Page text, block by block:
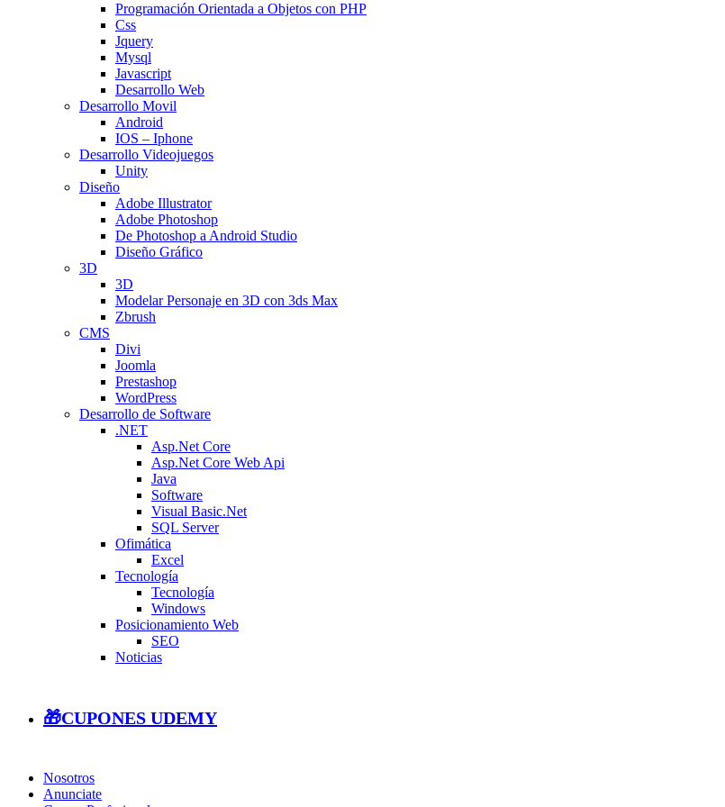
Programación Orientada a Objetos con PHP
Css
Jquery
Mysql
Javascript
Desarrollo Web
Desarrollo Movil
Android
IOS – Iphone
Desarrollo Videojuegos
Unity
Diseño
Adobe Illustrator
Adobe Photoshop
De Photoshop a Android Studio
Diseño Gráfico
3D
3D
Modelar Personaje en 3D con 3ds Max
Zbrush
CMS
Divi
Joomla
Prestashop
WordPress
Desarrollo de Software
.NET
Asp.Net Core
Asp.Net Core Web Api
Java
Software
Visual Basic.Net
SQL Server
Ofimática
Excel
Tecnología
Tecnología
Windows
Posicionamiento Web
SEO
Noticias
🎁CUPONES UDEMY
Nosotros
Anunciate